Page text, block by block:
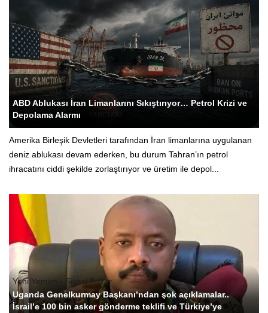
Yeni Yemen - Siyasi Editör
ABD Ablukası İran Limanlarını Sıkıştırıyor… Petrol Krizi ve
Depolama Alarmı
Amerika Birleşik Devletleri tarafından İran limanlarına uygulanan
deniz ablukası devam ederken, bu durum Tahran’ın petrol
ihracatını ciddi şekilde zorlaştırıyor ve üretim ile depol...
Yeni Yemen - Siyasi Editör
Uganda Genelkurmay Başkanı’ndan şok açıklamalar..
İsrail’e 100 bin asker gönderme teklifi ve Türkiye’ye